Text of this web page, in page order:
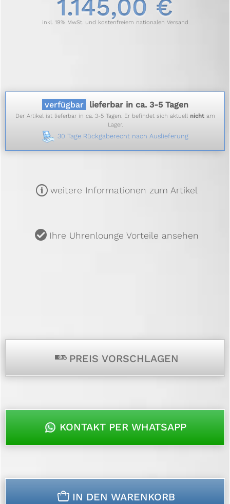
1.145,00 €
inkl. 19% MwSt. und kostenfreiem nationalen Versand
verfügbar lieferbar in ca. 3-5 Tagen
Der Artikel ist lieferbar in ca. 3-5 Tagen. Er befindet sich aktuell nichtam
Lager.
30 Tage Rückgaberecht nach Auslieferung
m weitere Informationen zum Artikel
u Ihre Uhrenlounge Vorteile ansehen
p PREIS VORSCHLAGEN
KONTAKT PER WHATSAPP
n IN DEN WARENKORB